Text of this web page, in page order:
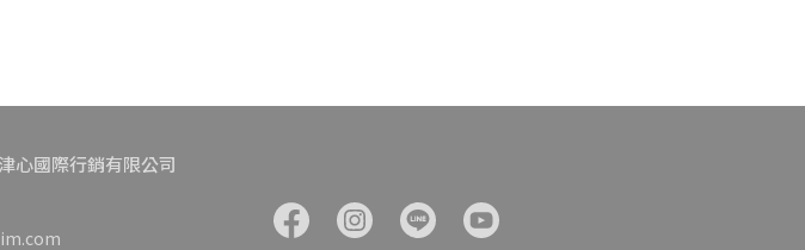
心國際行銷有限公司